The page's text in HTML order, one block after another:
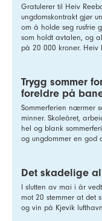
Gratulerer til Heiv
ungdomskontrakt gjør
om å holde seg rusfrie
som holdt avtalen, og
på 20 000 kroner. Heiv
Trygg sommer
foreldre på
Sommerferien nærmer
minner. Skoleåret,
hel og blank
og ungdommer en god
Det skadelige
I slutten av mai i år
mot 20 stemmer at det
og vin på Kjevik